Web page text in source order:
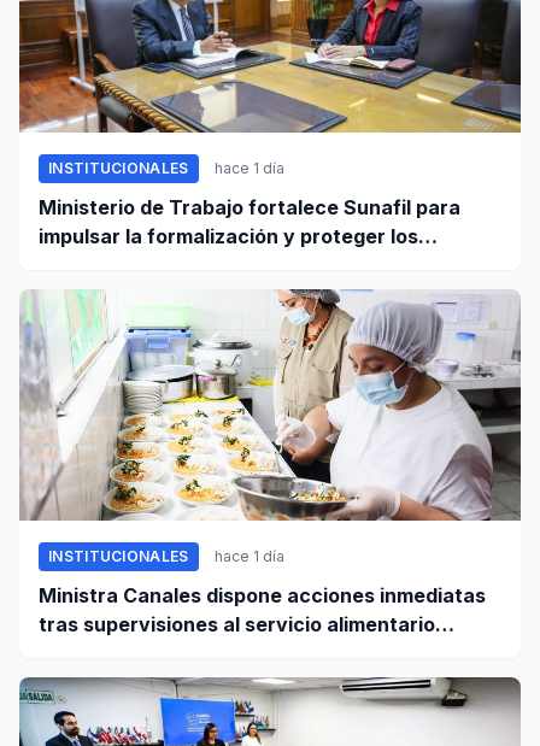
INSTITUCIONALES hace 1 día
Ministerio de Trabajo fortalece Sunafil para
impulsar la formalización y proteger los
INSTITUCIONALES hace 1 día
Ministra Canales dispone acciones inmediatas
tras supervisiones al servicio alimentario